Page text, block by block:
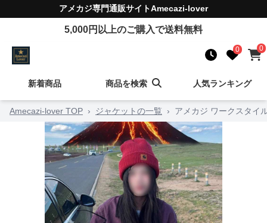
アメカジ専門通販サイトAmecazi-lover
5,000円以上のご購入で送料無料
0 0
新着商品 商品を検索 人気ランキング
Amecazi-lover TOP › ジャケットの一覧 › アメカジ ワークスタイ